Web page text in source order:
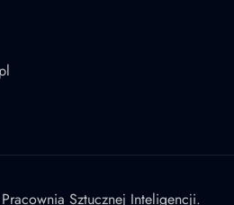
Sztucznej Inteligencji.